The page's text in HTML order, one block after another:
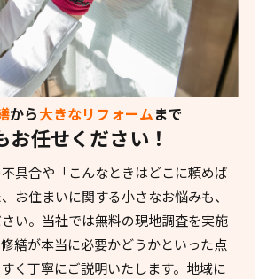
から大きなリフォームまで
お任せください！
具合や「こんなときはどこに頼めば
お住まいに関する小さなお悩みも、
い。当社では無料の現地調査を実施
繕が本当に必要かどうかといった点
く丁寧にご説明いたします。地域に